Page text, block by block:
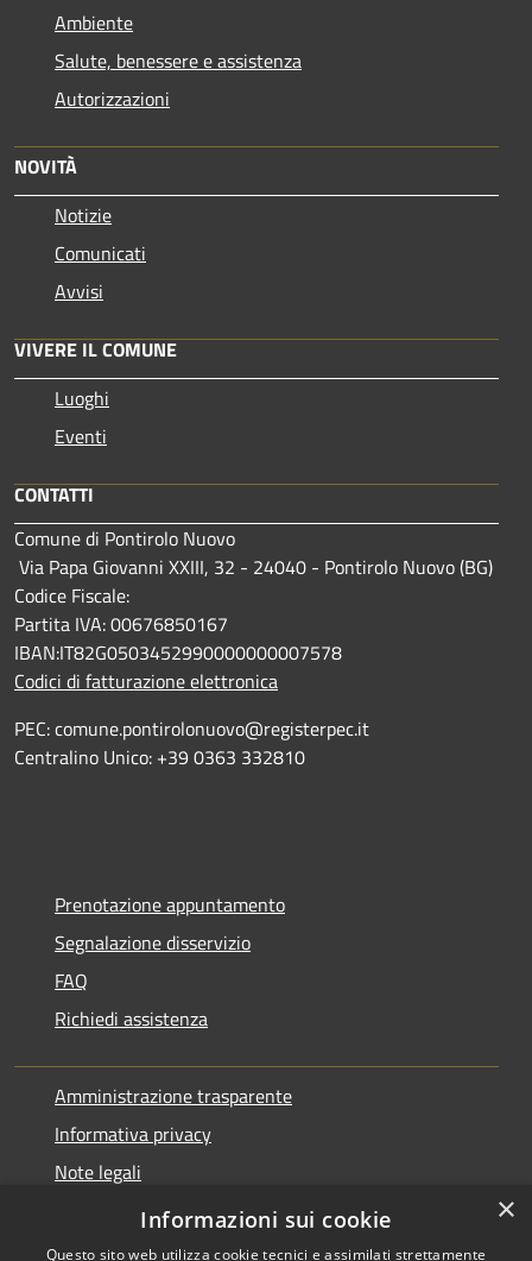
Ambiente
Salute, benessere e assistenza
Autorizzazioni
NOVITÀ
Notizie
Comunicati
Avvisi
VIVERE IL COMUNE
Luoghi
Eventi
CONTATTI
Comune di Pontirolo Nuovo
Via Papa Giovanni XXIII, 32 - 24040 - Pontirolo Nuovo (BG)
Codice Fiscale:
Partita IVA: 00676850167
IBAN:IT82G0503452990000000007578
Codici di fatturazione elettronica
PEC: comune.pontirolonuovo@registerpec.it
Centralino Unico: +39 0363 332810
Prenotazione appuntamento
Segnalazione disservizio
FAQ
Richiedi assistenza
Amministrazione trasparente
Informativa privacy
Note legali
Dichiarazione di accessibilità
×
Informazioni sui cookie
Questo sito web utilizza cookie tecnici e assimilati strettamente